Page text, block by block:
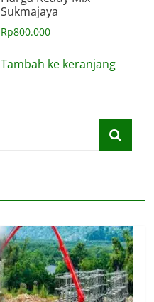
Sukmajaya
Rp800.000
Tambah ke keranjang